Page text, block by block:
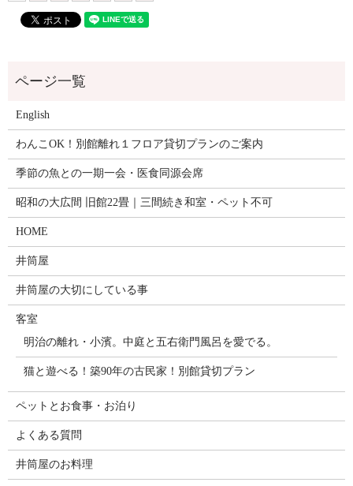
English
わんこOK！別館離れ１フロア貸切プランのご案内
季節の魚との一期一会・医食同源会席
昭和の大広間 旧館22畳｜三間続き和室・ペット不可
HOME
井筒屋
井筒屋の大切にしている事
客室
明治の離れ・小濱。中庭と五右衛門風呂を愛でる。
猫と遊べる！築90年の古民家！別館貸切プラン
ペットとお食事・お泊り
よくある質問
井筒屋のお料理